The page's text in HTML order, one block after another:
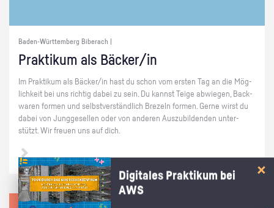
Baden-Württemberg Biberach |
Prak­ti­kum als Bä­cker/in
Im Prak­ti­kum als Bä­cker/in hast du schon vom ers­ten Tag an die Mög­
lich­keit bei uns rich­tig dabei zu sein. Du kannst Teige ab­wie­gen, Back­
wa­ren for­men und selbst­ver­ständ­lich Bre­zeln for­men. Gerne wirst du
dabei von Jung­ge­sel­len oder von an­de­ren Aus­zu­bil­den­den un­ter­
stützt. Wir freu­en uns auf dich.
Digitales Praktikum bei
AWS